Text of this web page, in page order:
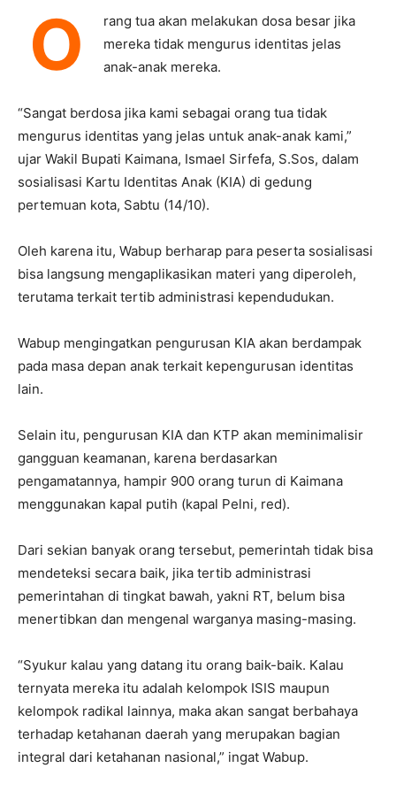
O
rang tua akan melakukan dosa besar jika
mereka tidak mengurus identitas jelas
anak-anak mereka.
“Sangat berdosa jika kami sebagai orang tua tidak
mengurus identitas yang jelas untuk anak-anak kami,”
ujar Wakil Bupati Kaimana, Ismael Sirfefa, S.Sos, dalam
sosialisasi Kartu Identitas Anak (KIA) di gedung
pertemuan kota, Sabtu (14/10).
Oleh karena itu, Wabup berharap para peserta sosialisasi
bisa langsung mengaplikasikan materi yang diperoleh,
terutama terkait tertib administrasi kependudukan.
Wabup mengingatkan pengurusan KIA akan berdampak
pada masa depan anak terkait kepengurusan identitas
lain.
Selain itu, pengurusan KIA dan KTP akan meminimalisir
gangguan keamanan, karena berdasarkan
pengamatannya, hampir 900 orang turun di Kaimana
menggunakan kapal putih (kapal Pelni, red).
Dari sekian banyak orang tersebut, pemerintah tidak bisa
mendeteksi secara baik, jika tertib administrasi
pemerintahan di tingkat bawah, yakni RT, belum bisa
menertibkan dan mengenal warganya masing-masing.
“Syukur kalau yang datang itu orang baik-baik. Kalau
ternyata mereka itu adalah kelompok ISIS maupun
kelompok radikal lainnya, maka akan sangat berbahaya
terhadap ketahanan daerah yang merupakan bagian
integral dari ketahanan nasional,” ingat Wabup.